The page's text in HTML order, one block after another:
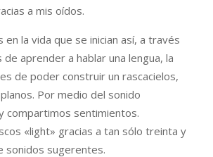
a mis oídos.
en la vida que se inician así, a través
aprender a hablar una lengua, la
de poder construir un rascacielos,
Por medio del sonido
compartimos sentimientos.
«light» gracias a tan sólo treinta y
sonidos sugerentes.